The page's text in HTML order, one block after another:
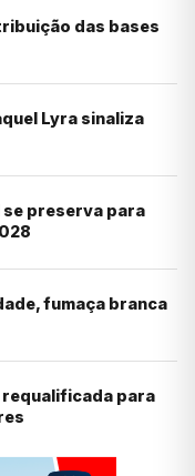
das bases
Lyra sinaliza
se preserva para
fumaça branca
requalificada para